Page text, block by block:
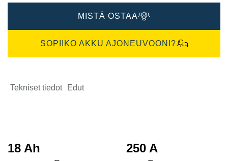
MISTÄ OSTAA
SOPIIKO AKKU AJONEUVOONI?
Tekniset tiedot Edut
18 Ah 250 A